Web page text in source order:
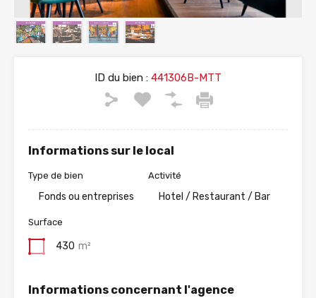
ID du bien : 441306B-MTT
Informations sur le local
Type de bien
Fonds ou entreprises
Activité
Hotel / Restaurant / Bar
Surface
430 m²
Informations concernant l'agence